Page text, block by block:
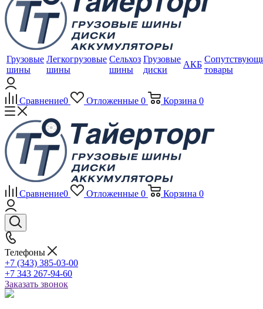
Грузовые
шины
Легкогрузовые
шины
Сельхоз
шины
Грузовые
диски
АКБ
товары
Сравнение0 Отложенные 0 Корзина 0
Сравнение0 Отложенные 0 Корзина 0
Телефоны
+7 (343) 385-03-00
+7 343 267-94-60
Заказать звонок